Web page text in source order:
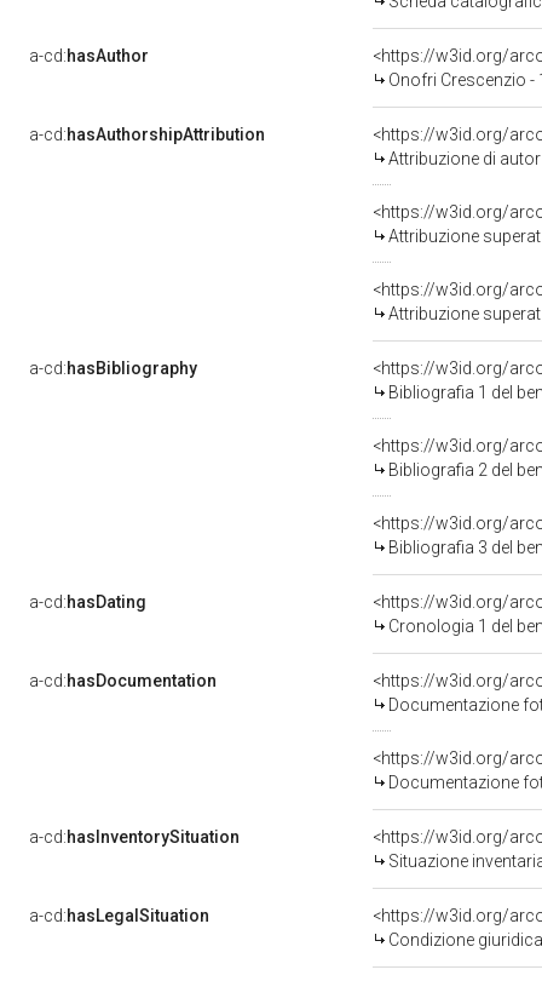
a-cd:hasAuthor
<https://w3id.org/
Onofri Crescenzio
a-cd:hasAuthorshipAttribution
<https://w3id.org/
Attribuzione di
<https://w3id.org/
Attribuzione
<https://w3id.org/
Attribuzione
a-cd:hasBibliography
<https://w3id.org/
Bibliografia 1 del
<https://w3id.org/
Bibliografia 2 del
<https://w3id.org/
Bibliografia 3 del
a-cd:hasDating
<https://w3id.org/
Cronologia 1 del
a-cd:hasDocumentation
Documentazione
Documentazione
a-cd:hasInventorySituation
<https://w3id.org/
Situazione
a-cd:hasLegalSituation
<https://w3id.org/
Condizione